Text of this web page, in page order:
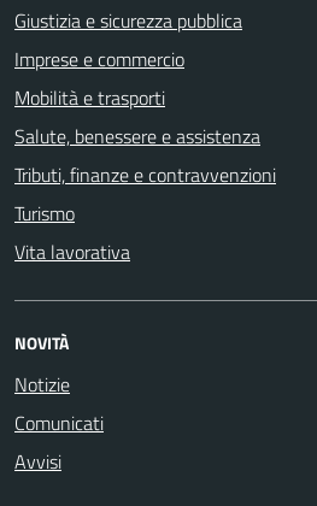
Giustizia e sicurezza pubblica
Imprese e commercio
Mobilità e trasporti
Salute, benessere e assistenza
Tributi, finanze e contravvenzioni
Turismo
Vita lavorativa
NOVITÀ
Notizie
Comunicati
Avvisi